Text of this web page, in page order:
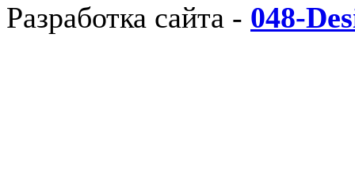
Разработка сайта - 048-